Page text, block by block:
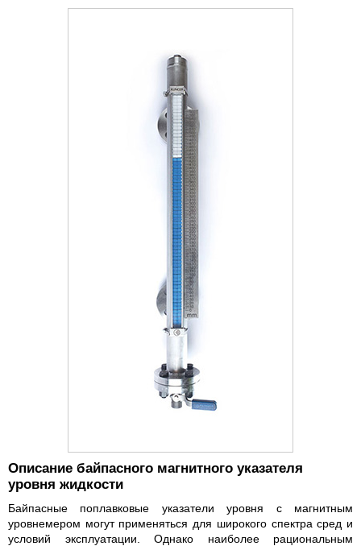
Описание байпасного магнитного указателя
уровня жидкости
Байпасные поплавковые указатели уровня с магнитным
уровнемером могут применяться для широкого спектра сред и
условий эксплуатации. Однако наиболее рациональным